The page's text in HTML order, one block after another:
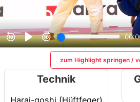
zum Highlight springen /
Technik
Harai-goshi (Hüftfeger)